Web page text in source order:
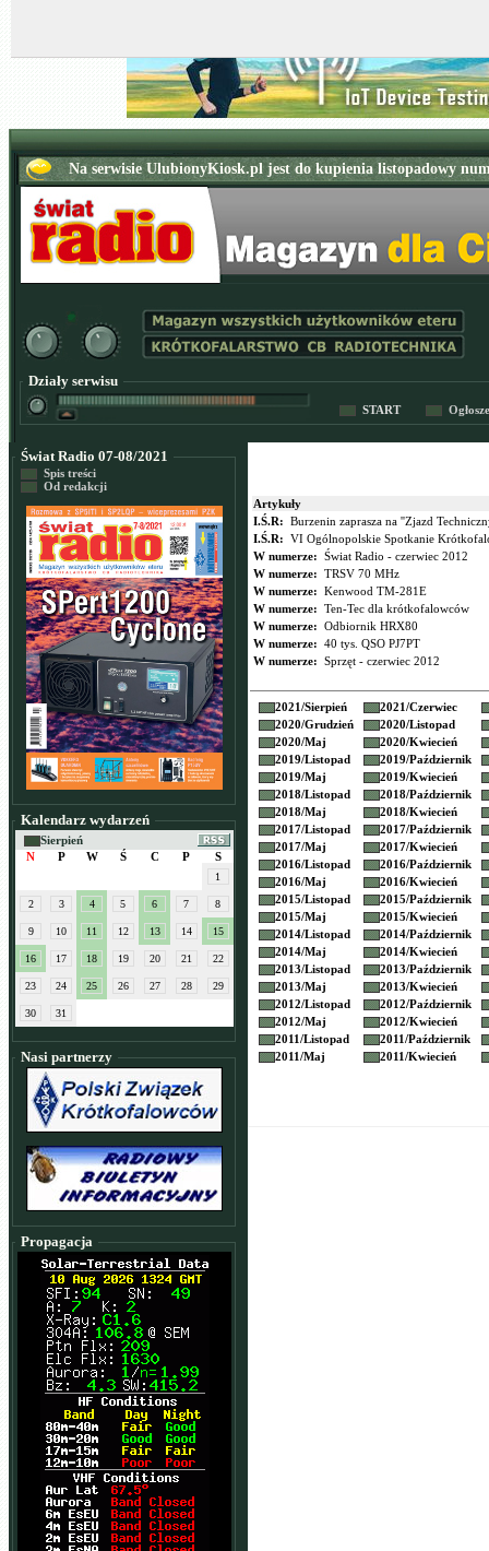
Działy serwisu
START
Świat Radio 07-08/2021
Spis treści
Od redakcji
Kalendarz wydarzeń
Sierpień
N
P W Ś C P S
1
2 3 4 5 6 7 8
9 10 11 12 13 14 15
16 17 18 19 20 21 22
23 24 25 26 27 28 29
30 31
Nasi partnerzy
Propagacja
Artykuły
I.Ś.R: Burzenin zaprasza na ''Zjazd
I.Ś.R: VI Ogólnopolskie Spotkanie
W numerze: Świat Radio - czerwiec 2012
W numerze: TRSV 70 MHz
W numerze: Kenwood TM-281E
W numerze: Ten-Tec dla krótkofalowców
W numerze: Odbiornik HRX80
W numerze: 40 tys. QSO PJ7PT
W numerze: Sprzęt - czerwiec 2012
2021/Sierpień 2021/Czerwiec
2020/Grudzień 2020/Listopad
2020/Maj 2020/Kwiecień
2019/Listopad 2019/Październik
2019/Maj 2019/Kwiecień
2018/Listopad 2018/Październik
2018/Maj 2018/Kwiecień
2017/Listopad 2017/Październik
2017/Maj 2017/Kwiecień
2016/Listopad 2016/Październik
2016/Maj 2016/Kwiecień
2015/Listopad 2015/Październik
2015/Maj 2015/Kwiecień
2014/Listopad 2014/Październik
2014/Maj 2014/Kwiecień
2013/Listopad 2013/Październik
2013/Maj 2013/Kwiecień
2012/Listopad 2012/Październik
2012/Maj 2012/Kwiecień
2011/Listopad 2011/Październik
2011/Maj 2011/Kwiecień